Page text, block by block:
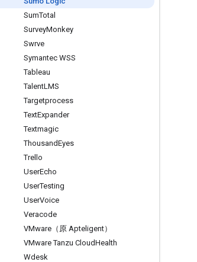
SumTotal
SurveyMonkey
Swrve
Symantec WSS
Tableau
TalentLMS
Targetprocess
TextExpander
Textmagic
ThousandEyes
Trello
UserEcho
UserTesting
UserVoice
Veracode
VMware（原 Apteligent）
VMware Tanzu CloudHealth
Wdesk